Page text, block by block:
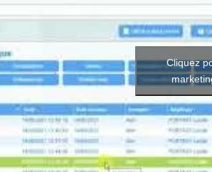
Cliquez